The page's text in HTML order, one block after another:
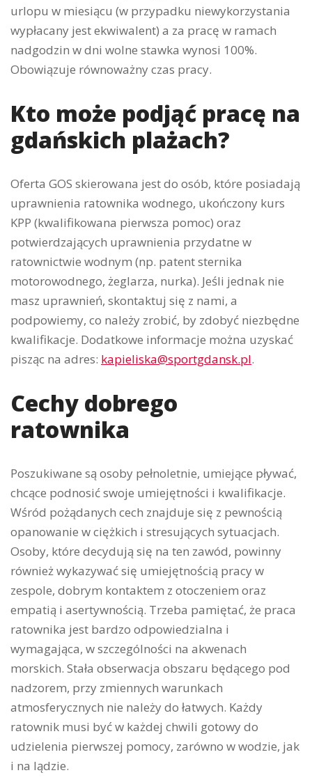
urlopu w miesiącu (w przypadku niewykorzystania
wypłacany jest ekwiwalent) a za pracę w ramach
nadgodzin w dni wolne stawka wynosi 100%.
Obowiązuje równoważny czas pracy.
Kto może podjąć pracę na
gdańskich plażach?
Oferta GOS skierowana jest do osób, które posiadają
uprawnienia ratownika wodnego, ukończony kurs
KPP (kwalifikowana pierwsza pomoc) oraz
potwierdzających uprawnienia przydatne w
ratownictwie wodnym (np. patent sternika
motorowodnego, żeglarza, nurka). Jeśli jednak nie
masz uprawnień, skontaktuj się z nami, a
podpowiemy, co należy zrobić, by zdobyć niezbędne
kwalifikacje. Dodatkowe informacje można uzyskać
pisząc na adres: kapieliska@sportgdansk.pl.
Cechy dobrego
ratownika
Poszukiwane są osoby pełnoletnie, umiejące pływać,
chcące podnosić swoje umiejętności i kwalifikacje.
Wśród pożądanych cech znajduje się z pewnością
opanowanie w ciężkich i stresujących sytuacjach.
Osoby, które decydują się na ten zawód, powinny
również wykazywać się umiejętnością pracy w
zespole, dobrym kontaktem z otoczeniem oraz
empatią i asertywnością. Trzeba pamiętać, że praca
ratownika jest bardzo odpowiedzialna i
wymagająca, w szczególności na akwenach
morskich. Stała obserwacja obszaru będącego pod
nadzorem, przy zmiennych warunkach
atmosferycznych nie należy do łatwych. Każdy
ratownik musi być w każdej chwili gotowy do
udzielenia pierwszej pomocy, zarówno w wodzie, jak
i na lądzie.